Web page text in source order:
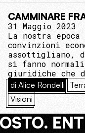
CAMMINARE
31 Maggio 2023
La nostra
convinzioni
assottigliano,
si fanno
giuridiche che
di Alice Rondelli
Visioni